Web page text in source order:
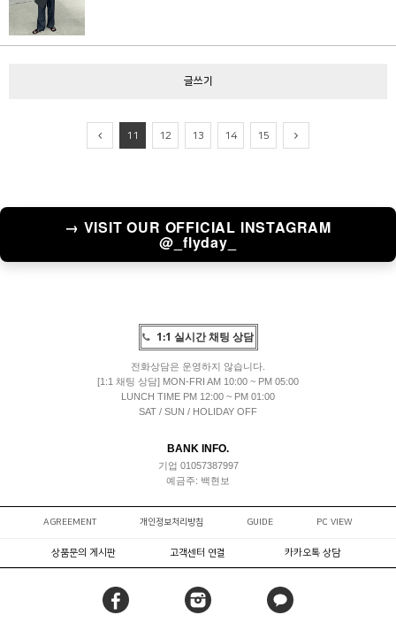
글쓰기
11 12 13 14 15
→ VISIT OUR OFFICIAL INSTAGRAM
@_flyday_
1:1 실시간 채팅 상담
전화상담은 운영하지 않습니다.
[1:1 채팅 상담] MON-FRI AM 10:00 ~ PM 05:00
LUNCH TIME PM 12:00 ~ PM 01:00
SAT / SUN / HOLIDAY OFF
BANK INFO.
기업 01057387997
예금주: 백현보
AGREEMENT 개인정보처리방침 GUIDE PC VIEW
상품문의 게시판 고객센터 연결 카카오톡 상담